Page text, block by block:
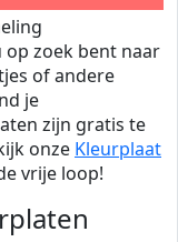
zoek bent naar
of andere
je
zijn gratis te
onze Kleurplaat
vrije loop!